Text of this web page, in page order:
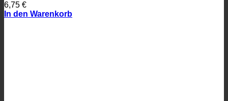
6,75 €
In den Warenkorb